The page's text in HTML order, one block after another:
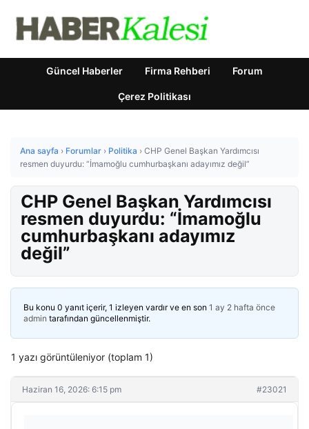
Güncel Haberler Firma Rehberi Forum
Çerez Politikası
Ana sayfa › Forumlar › Politika › CHP Genel Başkan Yardımcısı
resmen duyurdu: “İmamoğlu cumhurbaşkanı adayımız değil”
CHP Genel Başkan Yardımcısı
resmen duyurdu: “İmamoğlu
cumhurbaşkanı adayımız
değil”
Bu konu 0 yanıt içerir, 1 izleyen vardır ve en son 1 ay 2 hafta önce
admin tarafından güncellenmiştir.
1 yazı görüntüleniyor (toplam 1)
Haziran 16, 2026: 6:15 pm #23021